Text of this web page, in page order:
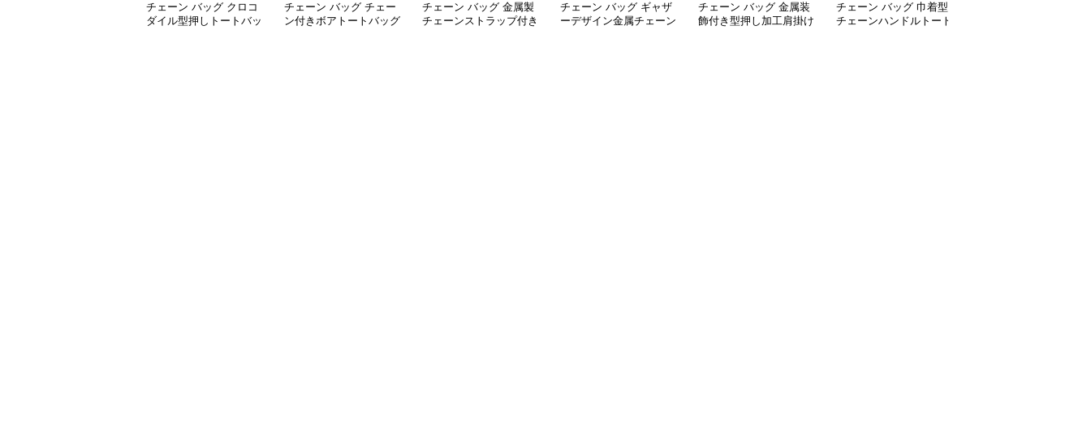
チェーン バッグ クロコ
ダイル型押しトートバッ
チェーン バッグ チェー
ン付きボアトートバッグ
チェーン バッグ 金属製
チェーンストラップ付き
チェーン バッグ ギャザ
ーデザイン金属チェーン
チェーン バッグ 金属装
飾付き型押し加工肩掛け
チェーン バッグ 巾着型
チェーンハンドルトート